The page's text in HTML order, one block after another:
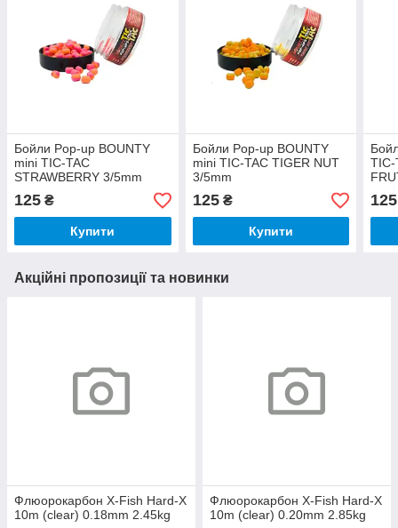
Бойли Pop-up BOUNTY
mini TIC-TAC
STRAWBERRY 3/5mm
125 ₴
Купити
Бойли Pop-up BOUNTY
mini TIC-TAC TIGER NUT
3/5mm
125₴
Купити
TIC-
125
Акційні пропозиції та новинки
Флюорокарбон X-Fish Hard-X
10m (clear) 0.18mm 2.45kg
Флюорокарбон X-Fish Hard-X
10m (clear) 0.20mm 2.85kg